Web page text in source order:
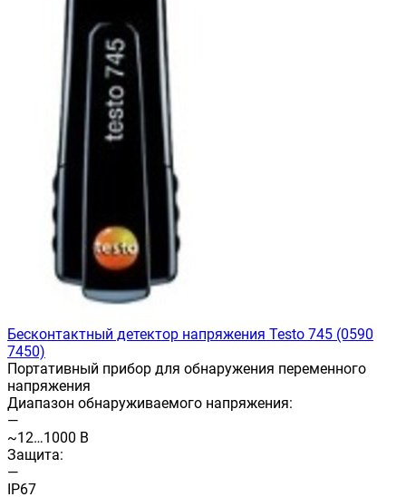
Бесконтактный детектор напряжения Testo 745 (0590
7450)
Портативный прибор для обнаружения переменного
напряжения
Диапазон обнаруживаемого напряжения:
—
~12…1000 В
Защита:
—
IP67